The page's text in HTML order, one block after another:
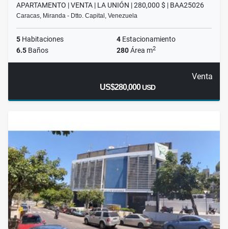
APARTAMENTO | VENTA | LA UNIÓN | 280,000 $ | BAA25026
Caracas, Miranda - Dtto. Capital, Venezuela
5 Habitaciones 4 Estacionamiento
6.5 Baños 280Área m2
Venta
US$280,000USD